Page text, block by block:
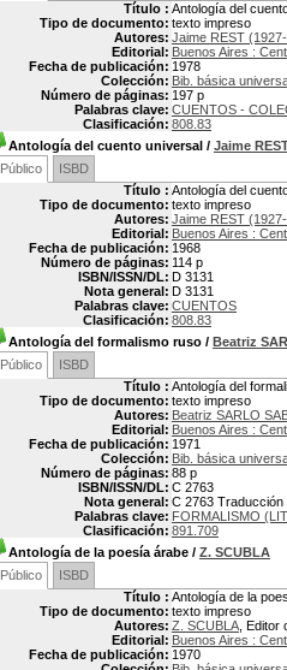
Título : Antología del
Tipo de documento: texto impreso
Autores: Jaime REST
Editorial: Buenos Aires :
Fecha de publicación: 1978
Colección: Bib. básica
Número de páginas: 197 p
Palabras clave: CUENTOS -
Clasificación: 808.83
Antología del cuento universal / Jaime
Público
ISBD
Título : Antología del
Tipo de documento: texto impreso
Autores: Jaime REST
Editorial: Buenos Aires :
Fecha de publicación: 1968
Número de páginas: 114 p
ISBN/ISSN/DL: D 3131
Nota general: D 3131
Palabras clave: CUENTOS
Clasificación: 808.83
Antología del formalismo ruso / Beatriz
Público
ISBD
Título : Antología del
Tipo de documento: texto impreso
Autores: Beatriz SARLO
Editorial: Buenos Aires :
Fecha de publicación: 1971
Colección: Bib. básica
Número de páginas: 88 p
ISBN/ISSN/DL: C 2763
Nota general: C 2763 Traducción
Palabras clave: FORMALISMO
Clasificación: 891.709
Antología de la poesía árabe / Z. SCUBLA
Público
ISBD
Título : Antología de la
Tipo de documento: texto impreso
Autores: Z. SCUBLA ,
Editorial: Buenos Aires :
Fecha de publicación: 1970